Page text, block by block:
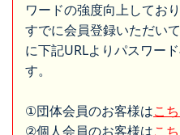
ワードの強度向上しており
すでに会員登録いただい
に下記URLよりパスワー
す。
①団体会員のお客様はこ
②個人会員のお客様はこ